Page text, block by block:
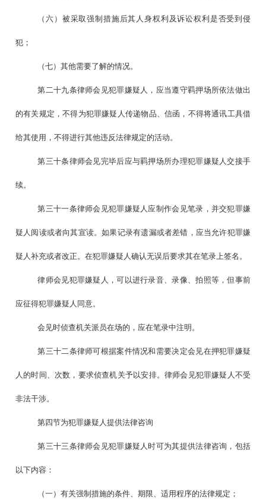
（六）被采取强制措施后其人身权利及诉讼权利是否受到侵
犯；
（七）其他需要了解的情况。
第二十九条律师会见犯罪嫌疑人，应当遵守羁押场所依法做出
的有关规定，不得为犯罪嫌疑人传递物品、信函，不得将通讯工具借
给其使用，不得进行其他违反法律规定的活动。
第三十条律师会见完毕后应与羁押场所办理犯罪嫌疑人交接手
续。
第三十一条律师会见犯罪嫌疑人应制作会见笔录，并交犯罪嫌
疑人阅读或者向其宣读。如果记录有遗漏或者差错，应当允许犯罪嫌
疑人补充或者改正。在犯罪嫌疑人确认无误后要求其在笔录上签名。
律师会见犯罪嫌疑人，可以进行录音、录像、拍照等，但事前
应征得犯罪嫌疑人同意。
会见时侦查机关派员在场的，应在笔录中注明。
第三十二条律师可根据案件情况和需要决定会见在押犯罪嫌疑
人的时间、次数，要求侦查机关予以安排。律师会见犯罪嫌疑人不受
非法干涉。
第四节为犯罪嫌疑人提供法律咨询
第三十三条律师会见犯罪嫌疑人时可为其提供法律咨询，包括
以下内容：
（一）有关强制措施的条件、期限、适用程序的法律规定；